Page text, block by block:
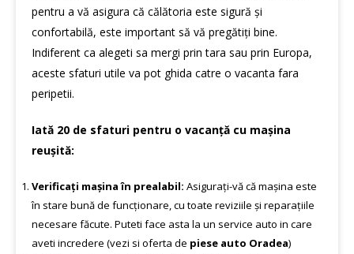
pentru a vă asigura că călătoria este sigură și
confortabilă, este important să vă pregătiți bine.
Indiferent ca alegeti sa mergi prin tara sau prin Europa,
aceste sfaturi utile va pot ghida catre o vacanta fara
peripetii.
Iată 20 de sfaturi pentru o vacanță cu mașina
reușită:
Verificați mașina în prealabil: Asigurați-vă că mașina este
în stare bună de funcționare, cu toate reviziile și reparațiile
necesare făcute. Puteti face asta la un service auto in care
aveti incredere (vezi si oferta de piese auto Oradea)